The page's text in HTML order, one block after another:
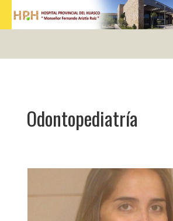
HOSPITAL PROVINCIAL DEL HUASCO
Odontopediatría